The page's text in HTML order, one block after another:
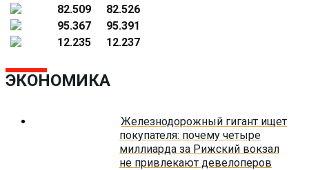
82.509
82.526
95.367
95.391
12.235
12.237
ЭКОНОМИКА
Железнодорожный гигант ищет
покупателя: почему четыре
миллиарда за Рижский вокзал
не привлекают девелоперов